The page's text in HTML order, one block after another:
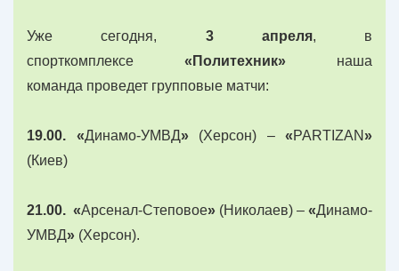
Уже сегодня, 3 апреля, в
спорткомплексе «Политехник» наша
команда проведет групповые матчи:
19.00. «Динамо-УМВД» (Херсон) – «PARTIZAN»
(Киев)
21.00. «Арсенал-Степовое» (Николаев) – «Динамо-
УМВД» (Херсон).